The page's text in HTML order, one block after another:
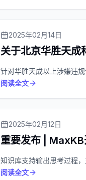
2025年02月14日
关于北京华胜天成
针对华胜天成以上涉嫌违
阅读全文
2025年02月12日
重要发布 |
知识库支持输出思考过程
阅读全文